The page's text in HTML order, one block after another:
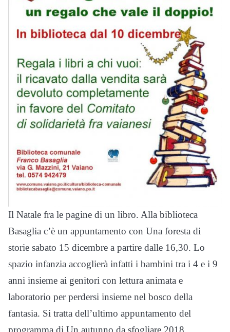
Il Natale fra le pagine di un libro. Alla biblioteca
Basaglia c’è un appuntamento con Una foresta di
storie sabato 15 dicembre a partire dalle 16,30. Lo
spazio infanzia accoglierà infatti i bambini tra i 4 e i 9
anni insieme ai genitori con lettura animata e
laboratorio per perdersi insieme nel bosco della
fantasia. Si tratta dell’ultimo appuntamento del
programma di Un autunno da sfogliare 2018.